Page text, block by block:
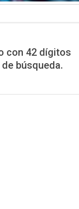
con 42 dígitos
búsqueda.